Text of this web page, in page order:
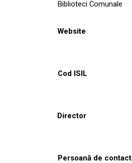
Biblioteci Comunale
Website
Cod ISIL
Director
Persoană de contact